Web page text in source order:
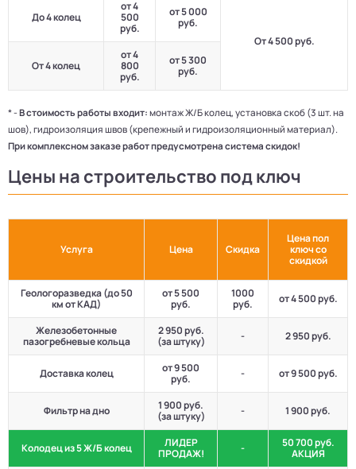
До 4 колец
от 4
500
руб.
от 5 000
руб.
От 4 500 руб.
От 4 колец
от 4
800
руб.
от 5 300
руб.
* -В стоимость работы входит: монтаж Ж/Б колец, установка скоб (3 шт. на
шов), гидроизоляция швов (крепежный и гидроизоляционный материал).
При комплексном заказе работ предусмотрена система скидок!
Цены на строительство под ключ
Услуга Цена Скидка
Цена пол
ключ со
скидкой
Геологоразведка (до 50
км от КАД)
от 5 500
руб.
1000
руб.
от 4 500 руб.
Железобетонные
пазогребневые кольца
2 950 руб.
(за штуку)
- 2 950 руб.
Доставка колец
от 9 500
руб.
- от 9 500 руб.
Фильтр на дно
1 900 руб.
(за штуку)
- 1 900 руб.
Колодец из 5 Ж/Б колец
ЛИДЕР
ПРОДАЖ!
-
50 700 руб.
АКЦИЯ